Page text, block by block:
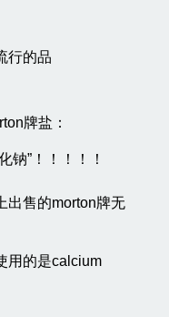
的品
牌盐：
”！！！！！
售的morton牌无
的是calcium